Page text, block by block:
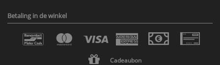
Betaling in de winkel
Cadeaubon